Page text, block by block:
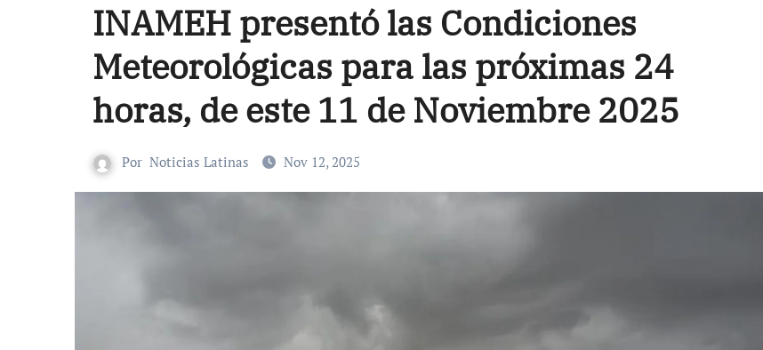
INAMEH presentó las Condiciones
Meteorológicas para las próximas 24
horas, de este 11 de Noviembre 2025
Por Noticias Latinas Nov 12, 2025